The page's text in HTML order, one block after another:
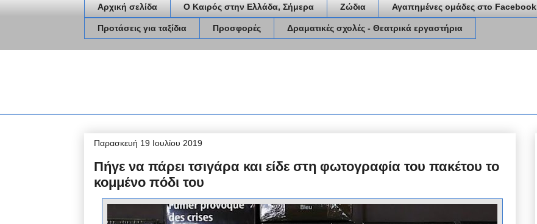
Αρχική σελίδα Ο Καιρός στην Ελλάδα, Σήμερα Ζώδια Αγαπημένες ομάδες στο Facebook
Προτάσεις για ταξίδια Προσφορές Δραματικές σχολές - Θεατρικά εργαστήρια
Παρασκευή 19 Ιουλίου 2019
Πήγε να πάρει τσιγάρα και είδε στη φωτογραφία του πακέτου το
κομμένο πόδι του